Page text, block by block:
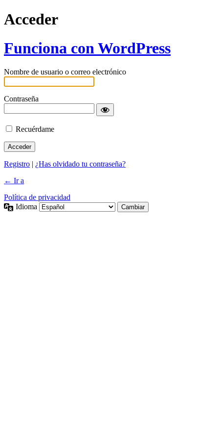
Acceder
Funciona con WordPress
Nombre de usuario o correo electrónico
Contraseña
Recuérdame
Registro | ¿Has olvidado tu contraseña?
← Ir a
Política de privacidad
Idioma